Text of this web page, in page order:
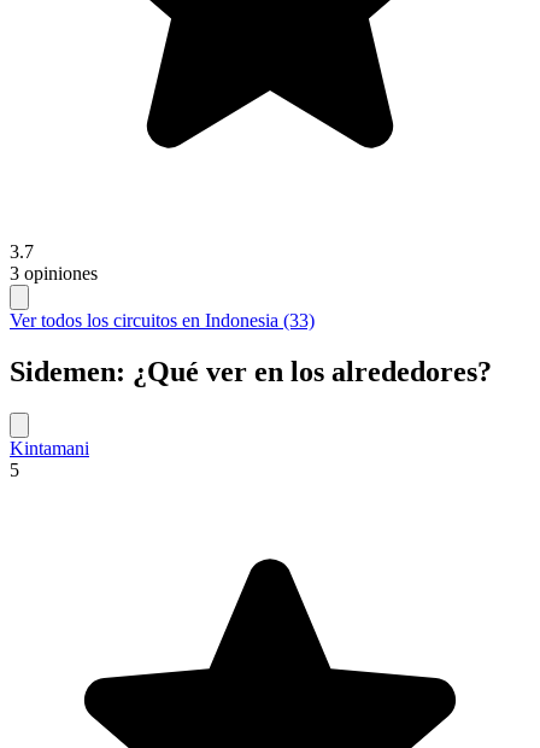
3.7
3 opiniones
Ver todos los circuitos en Indonesia (33)
Sidemen: ¿Qué ver en los alrededores?
Kintamani
5